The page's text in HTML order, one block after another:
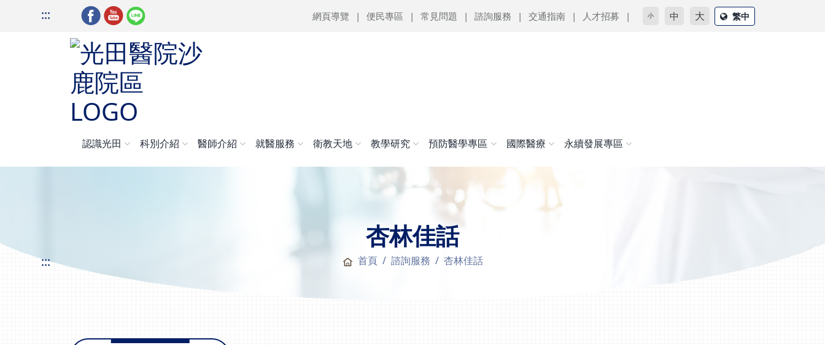
::: 網頁導覽 便民專區 常見問題 諮詢服務 交通指南 人才招募 小 中 大 繁中
認識光田 科別介紹 醫師介紹 就醫服務 衛教天地 教學研究 預防醫學專區 國際醫療 永續發展專區
杏林佳話
::: 首頁 諮詢服務 杏林佳話